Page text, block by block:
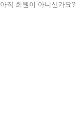
아직 회원이 아니신가요?